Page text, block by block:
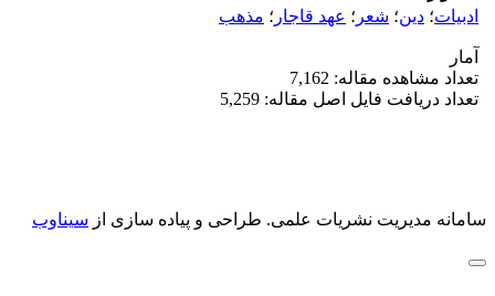
ادبیات؛ دین؛ شعر ؛ عهد قاجار ؛ مذهب
آمار
تعداد مشاهده مقاله: 7,162
تعداد دریافت فایل اصل مقاله: 5,259
سامانه مدیریت نشریات علمی. طراحی و پیاده سازی از سیناوب